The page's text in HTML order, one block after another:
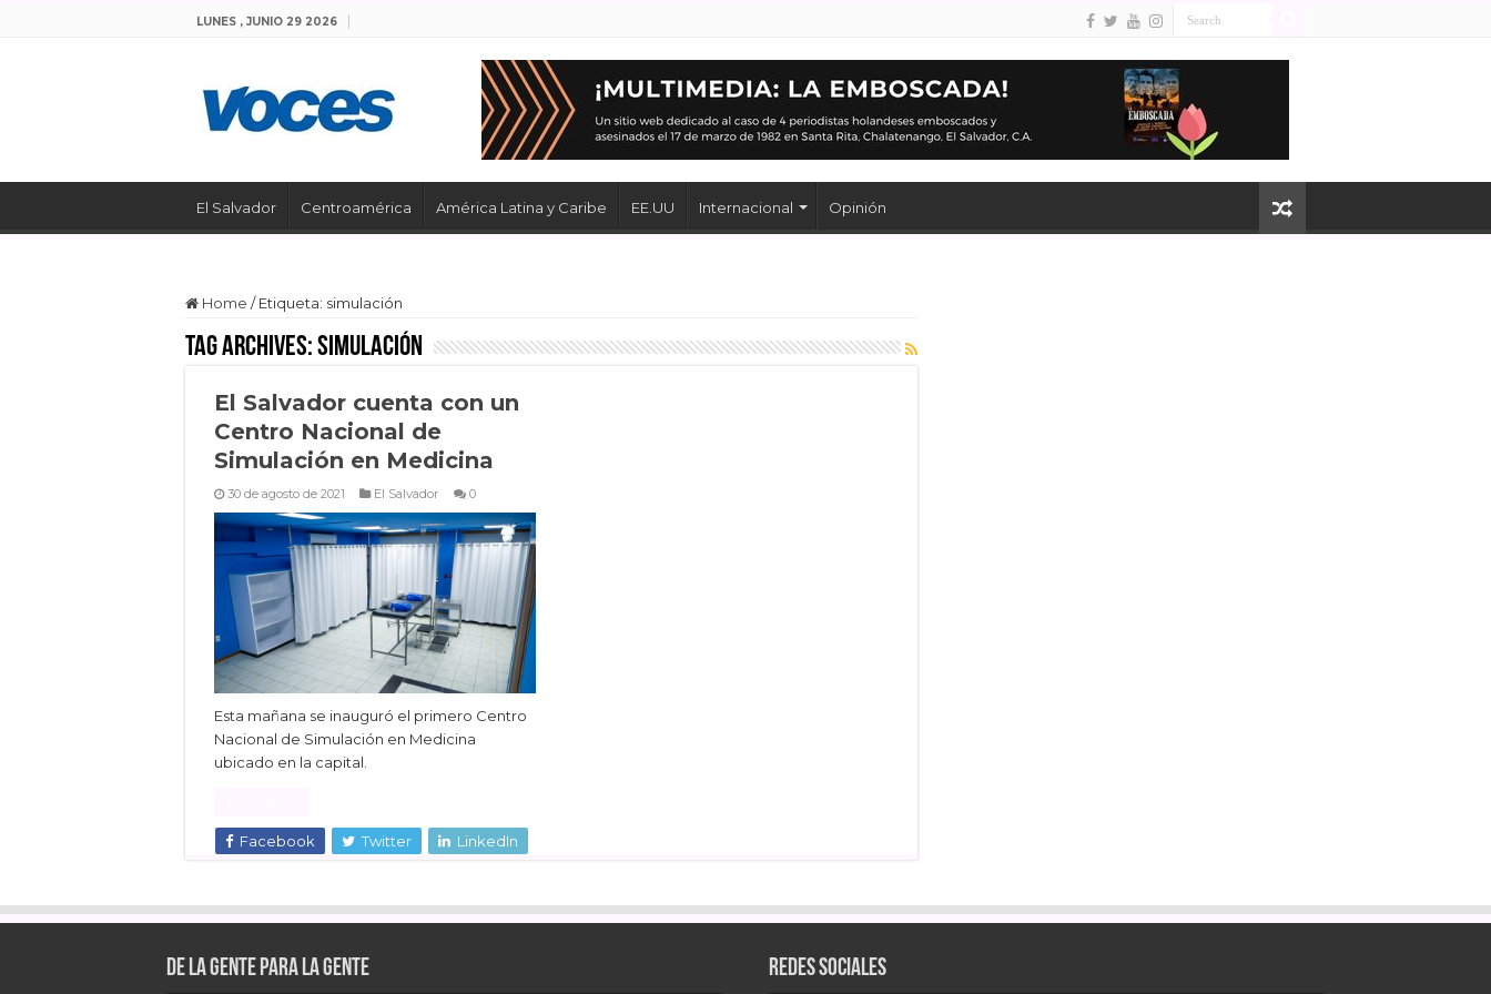
LUNES , JUNIO 29 2026
El Salvador Centroamérica América Latina y Caribe EE.UU Internacional Opinión
Home / Etiqueta: simulación
Tag Archives:simulación
El Salvador cuenta con un
Centro Nacional de
Simulación en Medicina
30 de agosto de 2021 El Salvador 0
Esta mañana se inauguró el primero Centro
Nacional de Simulación en Medicina
ubicado en la capital.
Facebook Twitter LinkedIn
De la gente para la gente Redes sociales